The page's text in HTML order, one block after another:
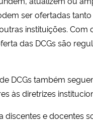
ser ofertadas
instituições.
das DCGs são
DCGs também
às diretrizes
e